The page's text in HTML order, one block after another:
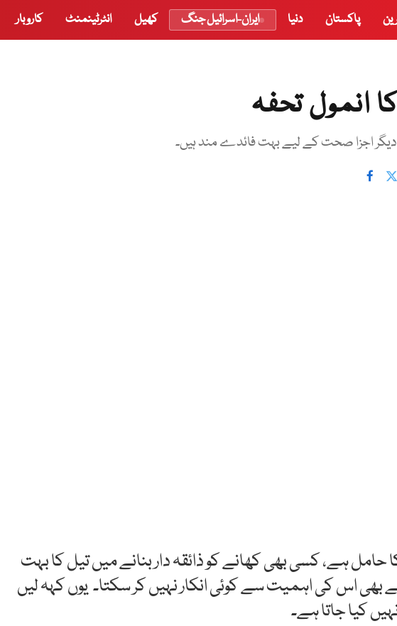
پاکستان دنیا ایران-اسرائیل جنگ کھیل انٹرٹینمنٹ کاروبار
انمول تحفہ
دیگر اجزا صحت کے لیے بہت فائدے مند ہیں۔
حامل ہے، کسی بھی کھانے کو ذائقہ دار بنانے میں تیل کا بہت
بھی اس کی اہمیت سے کوئی انکار نہیں کر سکتا۔ یوں کہہ لیں
کیا جاتا ہے۔